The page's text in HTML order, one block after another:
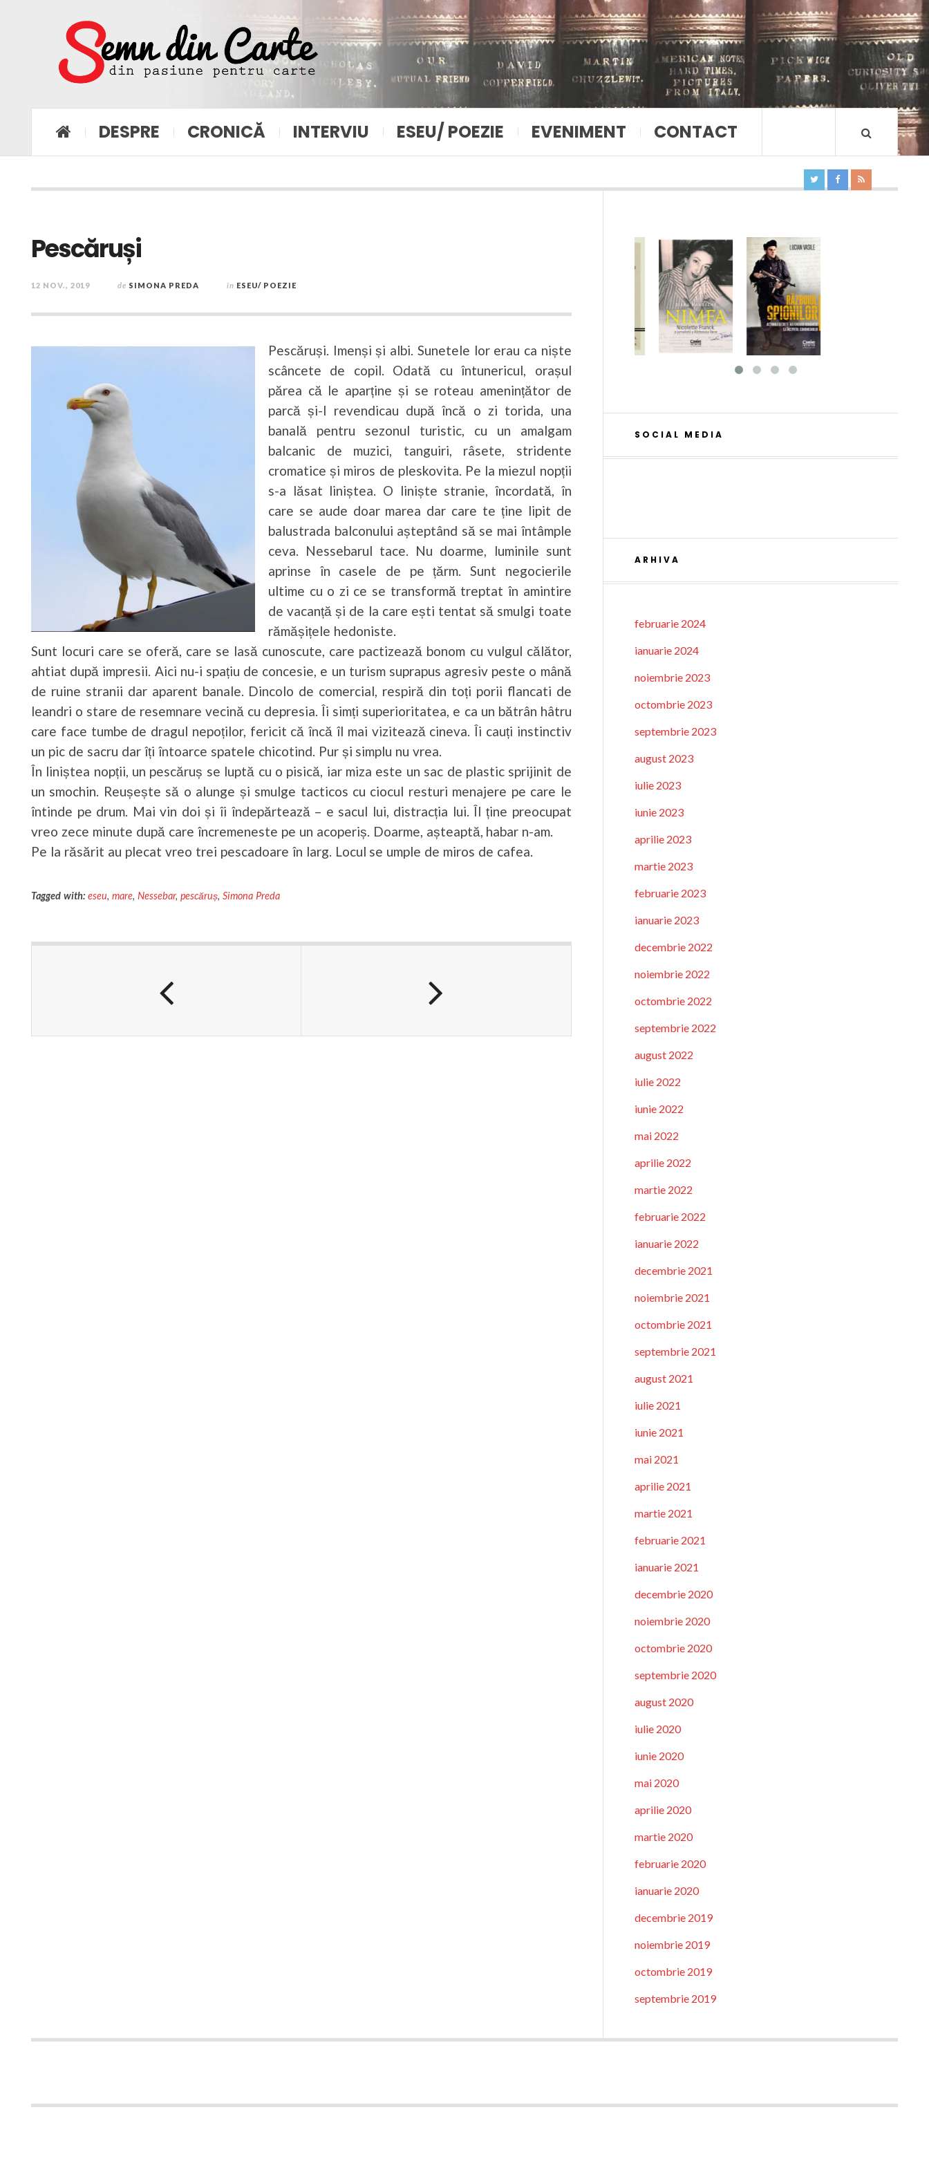
DESPRE CRONICĂ INTERVIU ESEU/ POEZIE EVENIMENT CONTACT
Pescăruși
12 NOV., 2019 de SIMONA PREDA în ESEU/ POEZIE
Pescăruși. Imenși și albi. Sunetele lor erau ca niște
scâncete de copil. Odată cu întunericul, orașul
părea că le aparține și se roteau amenințător de
parcă și-l revendicau după încă o zi torida, una
banală pentru sezonul turistic, cu un amalgam
balcanic de muzici, tanguiri, râsete, stridente
cromatice și miros de pleskovita. Pe la miezul nopții
s-a lăsat liniștea. O liniște stranie, încordată, în
care se aude doar marea dar care te ține lipit de
balustrada balconului așteptând să se mai întâmple
ceva. Nessebarul tace. Nu doarme, luminile sunt
aprinse în casele de pe țărm. Sunt negocierile
ultime cu o zi ce se transformă treptat în amintire
de vacanță și de la care ești tentat să smulgi toate
rămășițele hedoniste.
Sunt locuri care se oferă, care se lasă cunoscute, care pactizează bonom cu vulgul călător,
ahtiat după impresii. Aici nu-i spațiu de concesie, e un turism suprapus agresiv peste o mână
de ruine stranii dar aparent banale. Dincolo de comercial, respiră din toți porii flancati de
leandri o stare de resemnare vecină cu depresia. Îi simți superioritatea, e ca un bătrân hâtru
care face tumbe de dragul nepoților, fericit că încă îl mai vizitează cineva. Îi cauți instinctiv
un pic de sacru dar îți întoarce spatele chicotind. Pur și simplu nu vrea.
În liniștea nopții, un pescăruș se luptă cu o pisică, iar miza este un sac de plastic sprijinit de
un smochin. Reușește să o alunge și smulge tacticos cu ciocul resturi menajere pe care le
întinde pe drum. Mai vin doi și îi îndepărtează – e sacul lui, distracția lui. Îl ține preocupat
vreo zece minute după care încremeneste pe un acoperiș. Doarme, așteaptă, habar n-am.
Pe la răsărit au plecat vreo trei pescadoare în larg. Locul se umple de miros de cafea.
Tagged with: eseu, mare, Nessebar, pescăruș, Simona Preda
SOCIAL MEDIA
ARHIVA
februarie 2024
ianuarie 2024
noiembrie 2023
octombrie 2023
septembrie 2023
august 2023
iulie 2023
iunie 2023
aprilie 2023
martie 2023
februarie 2023
ianuarie 2023
decembrie 2022
noiembrie 2022
octombrie 2022
septembrie 2022
august 2022
iulie 2022
iunie 2022
mai 2022
aprilie 2022
martie 2022
februarie 2022
ianuarie 2022
decembrie 2021
noiembrie 2021
octombrie 2021
septembrie 2021
august 2021
iulie 2021
iunie 2021
mai 2021
aprilie 2021
martie 2021
februarie 2021
ianuarie 2021
decembrie 2020
noiembrie 2020
octombrie 2020
septembrie 2020
august 2020
iulie 2020
iunie 2020
mai 2020
aprilie 2020
martie 2020
februarie 2020
ianuarie 2020
decembrie 2019
noiembrie 2019
octombrie 2019
septembrie 2019